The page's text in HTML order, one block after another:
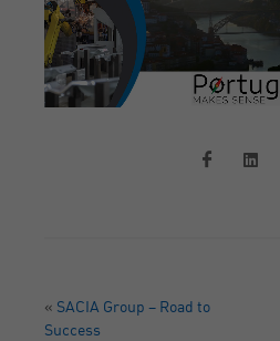
« SACIA Group – Road to
Success